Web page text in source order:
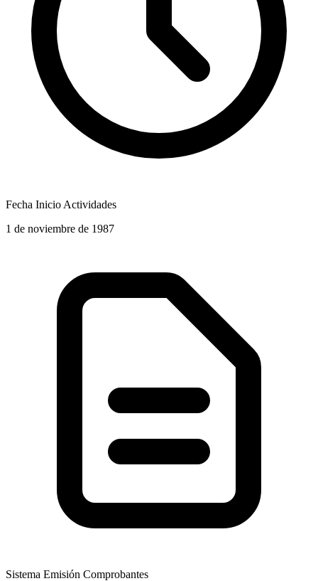
Fecha Inicio Actividades
1 de noviembre de 1987
Sistema Emisión Comprobantes